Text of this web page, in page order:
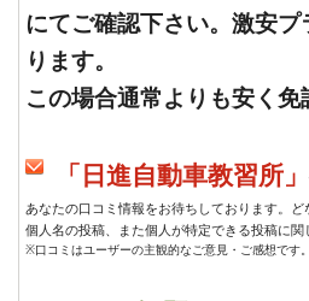
にてご確認下さい。激安
ります。
この場合通常よりも安く
「日進自動車教習所」
あなたの口コミ情報をお待ちしております。ど
個人名の投稿、また個人が特定できる投稿に関
※口コミはユーザーの主観的なご意見・ご感想です